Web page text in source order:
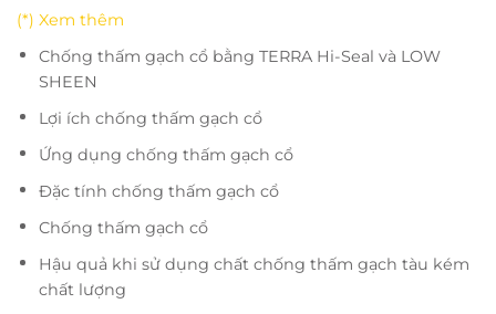
(*) Xem thêm
Chống thấm gạch cổ bằng TERRA Hi-Seal và LOW
SHEEN
Lợi ích chống thấm gạch cổ
Ứng dụng chống thấm gạch cổ
Đặc tính chống thấm gạch cổ
Chống thấm gạch cổ
Hậu quả khi sử dụng chất chống thấm gạch tàu kém
chất lượng